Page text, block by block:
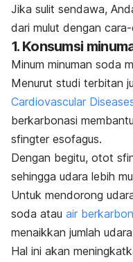
Jika sulit sendawa,
dari mulut dengan
1. Konsumsi
Minum minuman soda
Menurut studi terbitan
Cardiovascular
berkarbonasi
sfingter esofagus.
Dengan begitu, otot
sehingga udara lebih
Untuk mendorong
soda atau air
menaikkan jumlah
Hal ini akan